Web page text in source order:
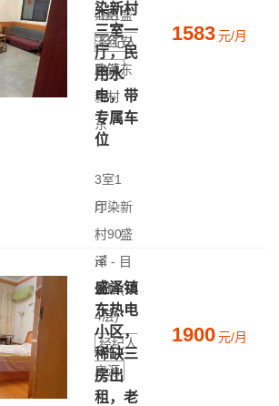
4层)
经纪人
房源
江区盛
泽红安
路镇东
新村
东
染新村
三室一
厅，民
用水
电，带
专属车
位
3室1
厅
|
90
㎡
|
低层(共
4层)
经纪人
房源
印染新
村
盛
泽 - 目
澜路
1583元/月
盛泽镇
东热电
小区，
稀缺三
房出
租，老
1900元/月